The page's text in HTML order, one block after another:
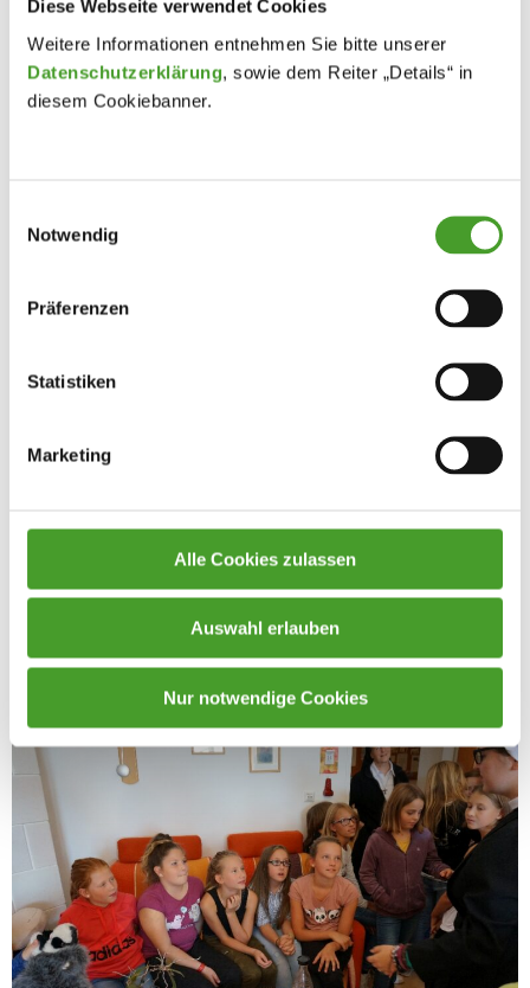
Diese Webseite verwendet Cookies
Weitere Informationen entnehmen Sie bitte unserer
Datenschutzerklärung, sowie dem Reiter „Details“ in
diesem Cookiebanner.
Notwendig
Präferenzen
Statistiken
Marketing
Alle Cookies zulassen
Auswahl erlauben
Nur notwendige Cookies